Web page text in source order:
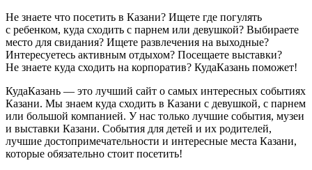
Не знаете что посетить в Казани? Ищете где погулять
с ребенком, куда сходить с парнем или девушкой? Выбираете
место для свидания? Ищете развлечения на выходные?
Интересуетесь активным отдыхом? Посещаете выставки?
Не знаете куда сходить на корпоратив? КудаКазань поможет!
КудаКазань — это лучший сайт о самых интересных событиях
Казани. Мы знаем куда сходить в Казани с девушкой, с парнем
или большой компанией. У нас только лучшие события, музеи
и выставки Казани. События для детей и их родителей,
лучшие достопримечательности и интересные места Казани,
которые обязательно стоит посетить!